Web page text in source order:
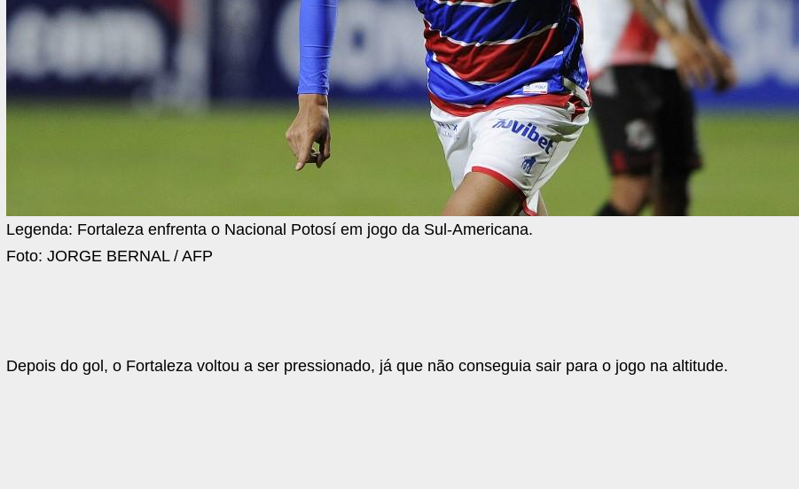
Legenda: Fortaleza enfrenta o Nacional Potosí em jogo da Sul-Americana.
Foto:JORGE BERNAL / AFP
Depois do gol, o Fortaleza voltou a ser pressionado, já que não conseguia sair para o jogo na altitude.